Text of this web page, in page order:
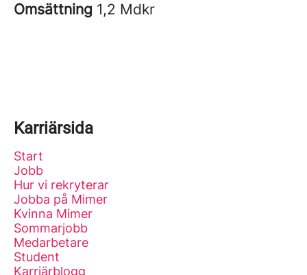
Omsättning 1,2 Mdkr
Karriärsida
Start
Jobb
Hur vi rekryterar
Jobba på Mimer
Kvinna Mimer
Sommarjobb
Medarbetare
Student
Karriärblogg